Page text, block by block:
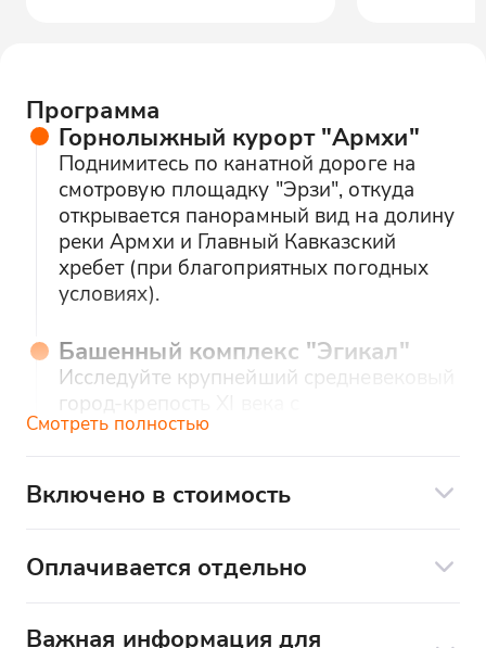
Программа
Горнолыжный курорт "Армхи"
Поднимитесь по канатной дороге на
смотровую площадку "Эрзи", откуда
открывается панорамный вид на долину
реки Армхи и Главный Кавказский
хребет (при благоприятных погодных
условиях).
Башенный комплекс "Эгикал"
Исследуйте крупнейший средневековый
город-крепость XI века с
сохранившимися боевыми башнями
историю рода Цуровых.
Башенный комплекс "Вовнушки"
Смотреть полностью
Включено в стоимость
Трансфер на комфортабельном
Услуги профессионального гида
Оплачивается отдельно
Обед в кафе:300-500 ₽
Важная информация для